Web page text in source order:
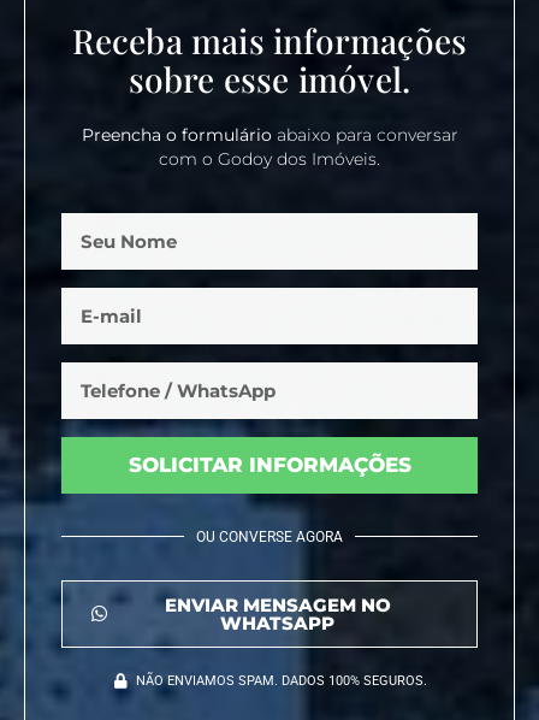
Receba mais informações
sobre esse imóvel.
Preencha o formulárioabaixo para conversar
com o Godoy dos Imóveis.
SOLICITAR INFORMAÇÕES
OU CONVERSE AGORA
ENVIAR MENSAGEM NO
WHATSAPP
NÃO ENVIAMOS SPAM. DADOS 100% SEGUROS.